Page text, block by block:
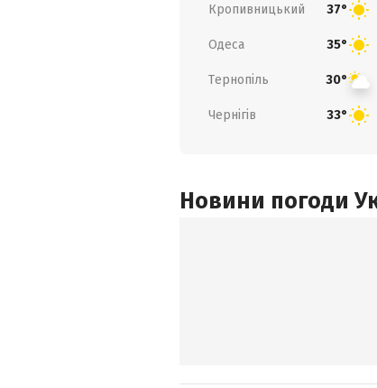
Кропивницький 37°
Одеса 35°
Тернопіль 30°
Чернігів 33°
Новини погоди